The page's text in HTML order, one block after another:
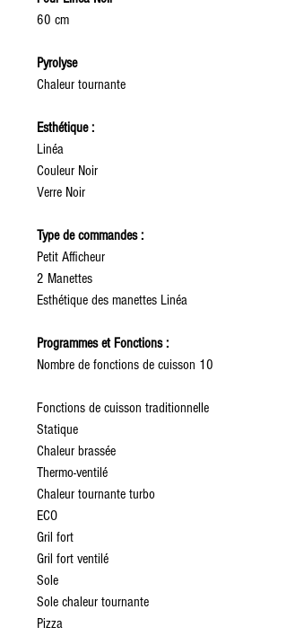
60 cm
Pyrolyse
Chaleur tournante
Esthétique :
Linéa
Couleur Noir
Verre Noir
Type de commandes :
Petit Afficheur
2 Manettes
Esthétique des manettes Linéa
Programmes et Fonctions :
Nombre de fonctions de cuisson 10
Fonctions de cuisson traditionnelle
Statique
Chaleur brassée
Thermo-ventilé
Chaleur tournante turbo
ECO
Gril fort
Gril fort ventilé
Sole
Sole chaleur tournante
Pizza